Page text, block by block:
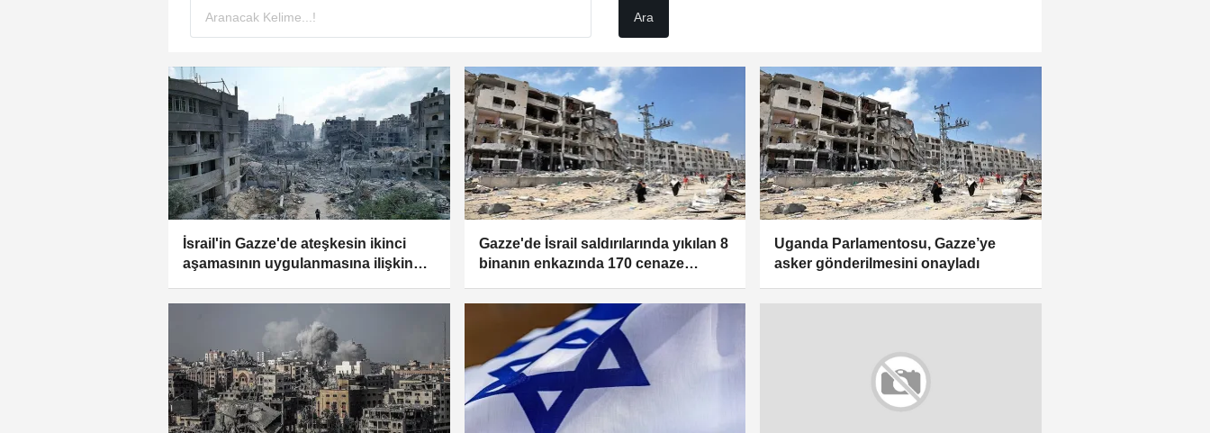
İsrail'in Gazze'de ateşkesin ikinci
aşamasının uygulanmasına ilişkin
Gazze'de İsrail saldırılarında yıkılan 8
binanın enkazında 170 cenaze
Uganda Parlamentosu, Gazze’ye
asker gönderilmesini onayladı